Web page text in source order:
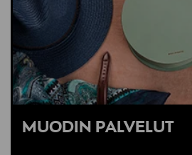
MUODIN PALVELUT